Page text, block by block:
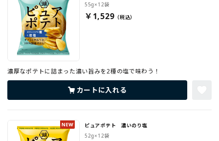
55g×12袋
￥1,529
濃厚なポテトに詰まった濃い旨みを2種の塩で味わう！
カートに入れる
ピュアポテト 濃いのり塩
52g×12袋